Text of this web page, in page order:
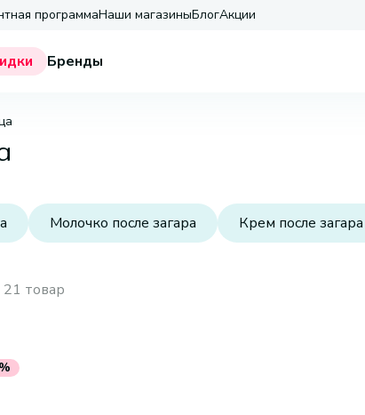
программаНаши магазиныБлогАкции
Бренды
Молочко после загара Крем после загара
товар